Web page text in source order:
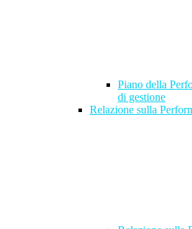
Piano della
di gestione
Relazione sulla